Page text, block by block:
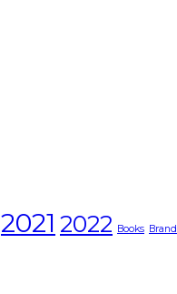
2021 2022 Books Brand